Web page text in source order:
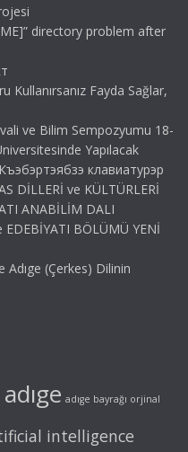
directory problem after
Kullanırsanız Fayda Sağlar,
ve Bilim Sempozyumu 18-
Yapılacak
клавиатурэр
DİLLERİ ve KÜLTÜRLERİ
ANABİLİM DALI
EDEBİYATI BÖLÜMÜ YENİ
Adıge (Çerkes) Dilinin
adıge adıge bayrağı orjinal
intelligence